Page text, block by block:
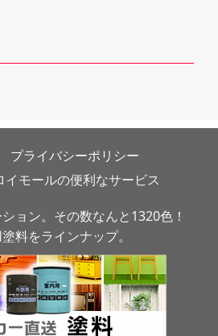
プライバシーポリシー
イモールの便利なサービス
ョン。その数なんと1320色！
料をラインナップ。